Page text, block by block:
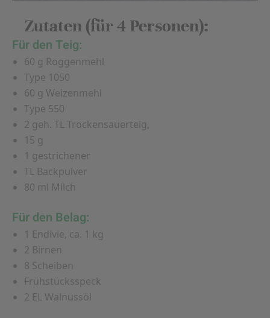
Zutaten (für 4 Personen):
Für den Teig:
60 g Roggenmehl
Type 1050
60 g Weizenmehl
Type 550
2 geh. TL Trockensauerteig,
15 g
1 gestrichener
TL Backpulver
80 ml Milch
Für den Belag:
1 Endivie, ca. 1 kg
2 Birnen
8 Scheiben
Frühstücksspeck
2 EL Walnussöl